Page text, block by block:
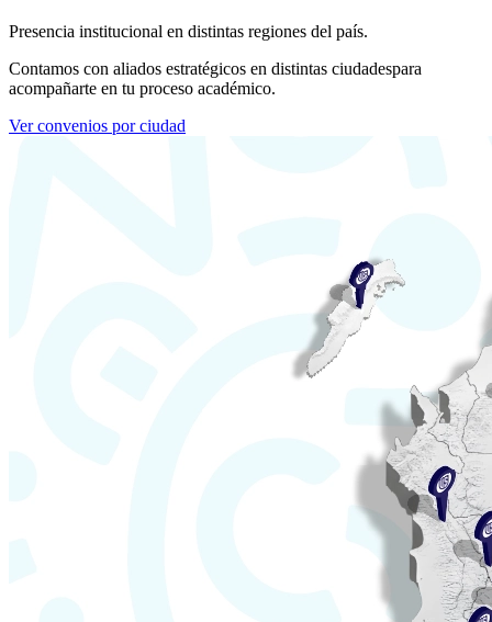
Presencia institucional en distintas regiones del país.
Contamos con aliados estratégicos en distintas ciudadespara
acompañarte en tu proceso académico.
Ver convenios por ciudad